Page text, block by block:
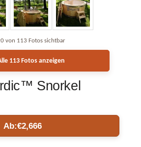
von 113 Fotos sichtbar
113 Fotos anzeigen
Snorkel
Ab:€2,666